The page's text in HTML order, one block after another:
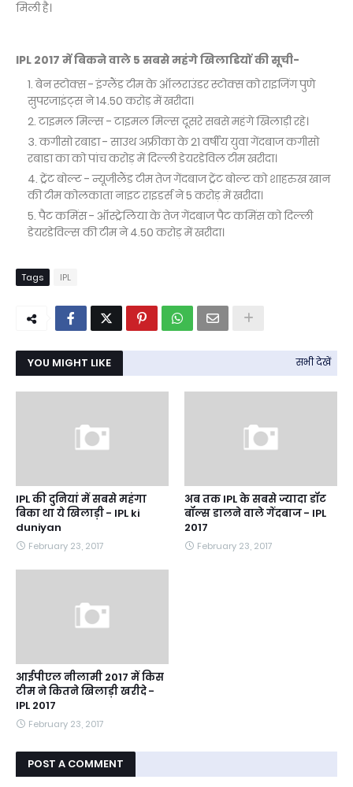
मिली है।
IPL 2017 में बिकने वाले 5 सबसे महंगे खिलाडियों की सूची-
बेन स्टोक्स - इंग्लैंड टीम के ऑलराउंडर स्टोक्स को राइजिंग पुणे
सुपरजाइंट्स ने 14.50 करोड़ में खरीदा।
टाइमल मिल्स - टाइमल मिल्स दूसरे सबसे महंगे खिलाड़ी रहे।
कगीसो रबाडा - साउथ अफ्रीका के 21 वर्षीय युवा गेंदबाज कगीसो
रबाडा का को पांच करोड़ में दिल्ली डेयरडेविल टीम खरीदा।
ट्रेंट बोल्ट - न्यूजीलैंड टीम तेज गेंदबाज ट्रेंट बोल्ट को शाहरुख खान
की टीम कोलकाता नाइट राइडर्स ने 5 करोड़ में खरीदा।
पैट कमिंस - ऑस्ट्रेलिया के तेज गेंदबाज पैट कमिंस को दिल्ली
डेयरडेविल्स की टीम ने 4.50 करोड़ में खरीदा।
Tags IPL
YOU MIGHT LIKE सभी देखें
IPL की दुनियां में सबसे महंगा
बिका था ये खिलाड़ी - IPL ki
duniyan
February 23, 2017
अब तक IPL के सबसे ज्यादा डॉट
बॉल्स डालने वाले गेंदबाज - IPL
2017
February 23, 2017
आईपीएल नीलामी 2017 में किस
टीम ने कितने खिलाड़ी खरीदे -
IPL 2017
February 23, 2017
POST A COMMENT